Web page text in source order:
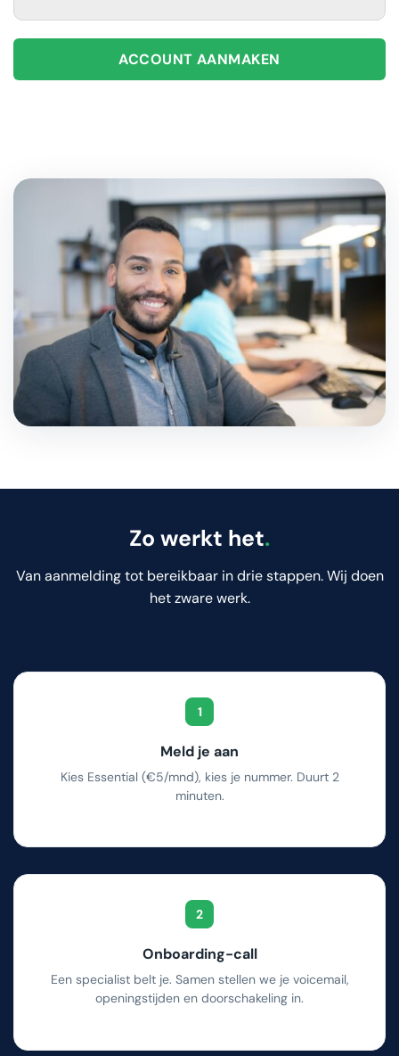
ACCOUNT AANMAKEN
Zo werkt het.
Van aanmelding tot bereikbaar in drie stappen. Wij doen
het zware werk.
1
Meld je aan
Kies Essential (€5/mnd), kies je nummer. Duurt 2
minuten.
2
Onboarding-call
Een specialist belt je. Samen stellen we je voicemail,
openingstijden en doorschakeling in.